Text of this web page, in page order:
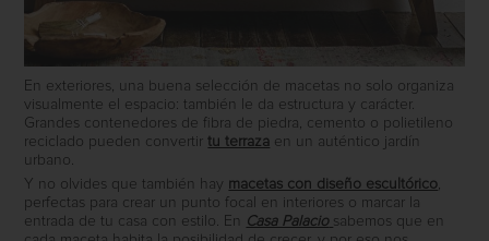
En exteriores, una buena selección de macetas no solo organiza
visualmente el espacio: también le da estructura y carácter.
Grandes contenedores de fibra de piedra, cemento o polietileno
reciclado pueden convertir tu terraza en un auténtico jardín
urbano.
Y no olvides que también hay macetas con diseño escultórico,
perfectas para crear un punto focal en interiores o marcar la
entrada de tu casa con estilo. En Casa Palacio sabemos que en